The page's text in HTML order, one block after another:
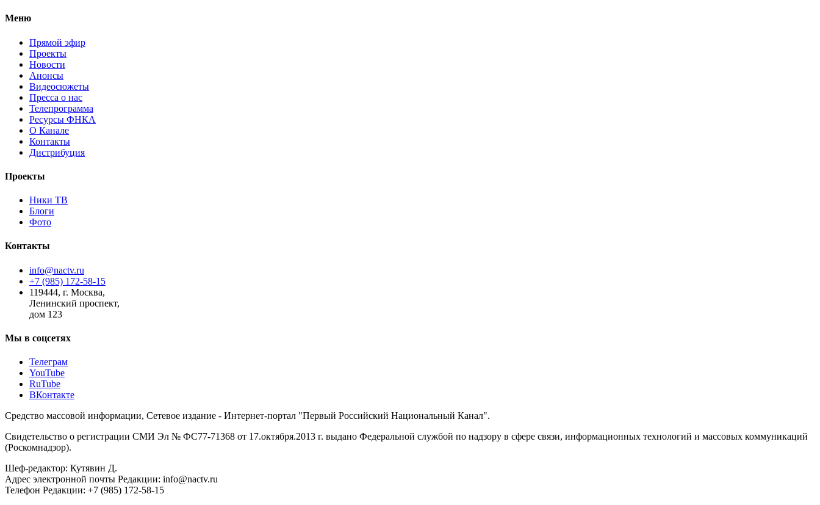
Меню
Прямой эфир
Проекты
Новости
Анонсы
Видеосюжеты
Пресса о нас
Телепрограмма
Ресурсы ФНКА
О Канале
Контакты
Дистрибуция
Проекты
Ники ТВ
Блоги
Фото
Контакты
info@nactv.ru
+7 (985) 172-58-15
119444, г. Москва,
Ленинский проспект,
дом 123
Мы в соцсетях
Телеграм
YouTube
RuTube
ВКонтакте
Средство массовой информации, Сетевое издание - Интернет-портал "Первый Российский Национальный Канал".
Свидетельство о регистрации СМИ Эл № ФС77-71368 от 17.октября.2013 г. выдано Федеральной службой по надзору в сфере связи, информационных технологий и массовых коммуникаций
(Роскомнадзор).
Шеф-редактор: Кутявин Д.
Адрес электронной почты Редакции: info@nactv.ru
Телефон Редакции: +7 (985) 172-58-15